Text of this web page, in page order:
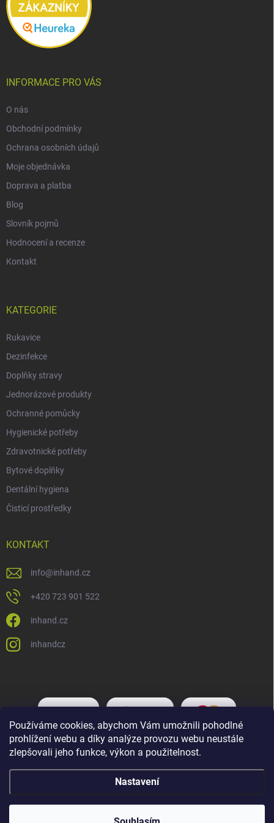
Používáme cookies, abychom Vám umožnili pohodlné
prohlížení webu a díky analýze provozu webu neustále
zlepšovali jeho funkce, výkon a použitelnost.
Nastavení
INFORMACE PRO VÁS
O nás
Obchodní podmínky
Ochrana osobních údajů
Moje objednávka
Doprava a platba
Blog
Slovník pojmů
Hodnocení a recenze
Kontakt
KATEGORIE
Rukavice
Dezinfekce
Doplňky stravy
Jednorázové produkty
Ochranné pomůcky
Hygienické potřeby
Zdravotnické potřeby
Bytové doplňky
Dentální hygiena
Čisticí prostředky
KONTAKT
info@inhand.cz
+420 723 901 522
inhand.cz
inhandcz
Copyright 2026Inhand.cz. Všechna práva vyhrazena.Upravit nastavení
cookies